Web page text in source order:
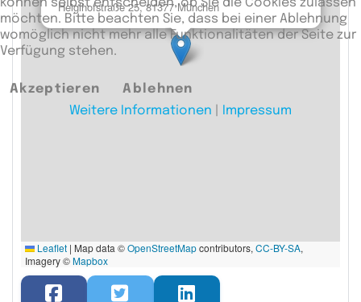
Heiglhofstraße 25, 81377 München
Leaflet | Map data ©OpenStreetMapcontributors, CC-BY-SA,
Imagery ©Mapbox
möchten. Bitte beachten Sie, dass bei einer Ablehnung
womöglich nicht mehr alle Funktionalitäten der Seite zur
Verfügung stehen.
Akzeptieren
Ablehnen
Weitere Informationen
Impressum